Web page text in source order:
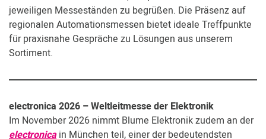
jeweiligen Messeständen zu begrüßen. Die Präsenz auf
regionalen Automationsmessen bietet ideale Treffpunkte
für praxisnahe Gespräche zu Lösungen aus unserem
Sortiment.
electronica 2026 – Weltleitmesse der Elektronik
Im November 2026 nimmt Blume Elektronik zudem an der
electronicain München teil, einer der bedeutendsten